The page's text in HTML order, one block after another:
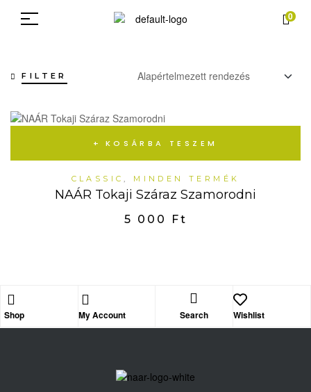
0
FILTER
KOSÁRBA TESZEM
CLASSIC, MINDEN TERMÉK
NAÁR Tokaji Száraz Szamorodni
5 000 Ft
Shop My Account Search Wishlist